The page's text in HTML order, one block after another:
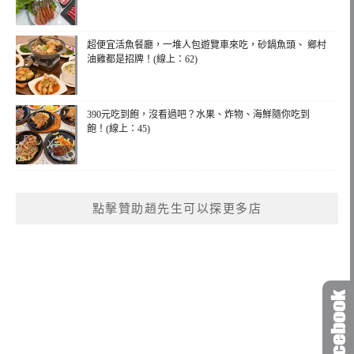
超便宜活魚餐廳，一堆人包遊覽車來吃，砂鍋魚頭、 鄉村
油雞都是招牌！(線上：62)
390元吃到飽，沒看過吧？水果、炸物、海鮮隨你吃到
飽！(線上：45)
點擊贊助趙先生可以探更多店